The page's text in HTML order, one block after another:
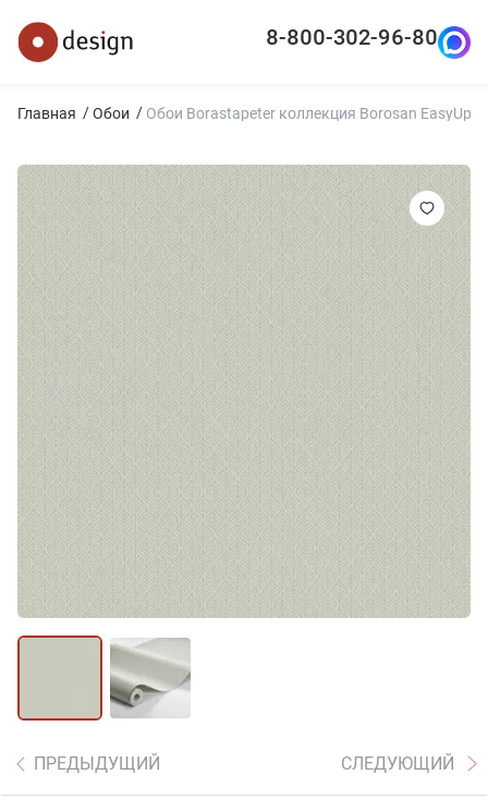
8-800-302-96-80
Главная Обои Обои Borastapeter коллекция Borosan EasyUp
ПРЕДЫДУЩИЙ СЛЕДУЮЩИЙ